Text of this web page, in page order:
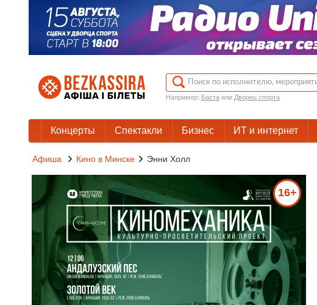
Например: Бастаили Дворец спорта
Концерты Спектакли Бизнес ИТ и интернет
Афиша Кино в Минске Энни Холл
16+